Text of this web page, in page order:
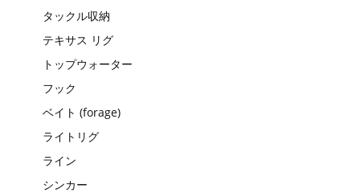
タックル収納
テキサス リグ
トップウォーター
フック
ベイト (forage)
ライトリグ
ライン
シンカー